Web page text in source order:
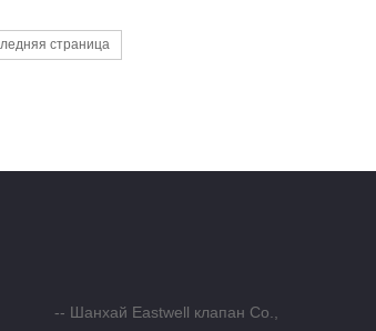
страница
Шанхай Eastwell клапан Co.,